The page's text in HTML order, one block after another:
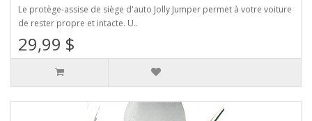
Le protège-assise de siège d'auto Jolly Jumper permet à votre voiture
de rester propre et intacte. U..
29,99 $